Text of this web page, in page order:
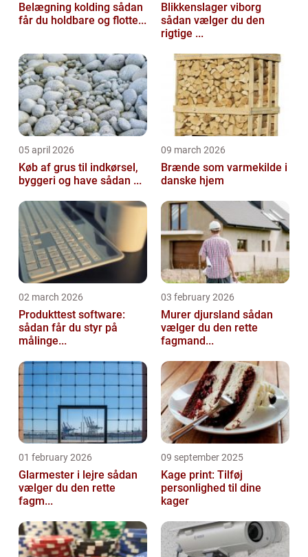
Belægning kolding sådan
får du holdbare og flotte...
Blikkenslager viborg
sådan vælger du den
rigtige ...
05 april 2026
Køb af grus til indkørsel,
byggeri og have sådan ...
09 march 2026
Brænde som varmekilde i
danske hjem
02 march 2026
Produkttest software:
sådan får du styr på
målinge...
03 february 2026
Murer djursland sådan
vælger du den rette
fagmand...
01 february 2026
Glarmester i lejre sådan
vælger du den rette
fagm...
09 september 2025
Kage print: Tilføj
personlighed til dine
kager